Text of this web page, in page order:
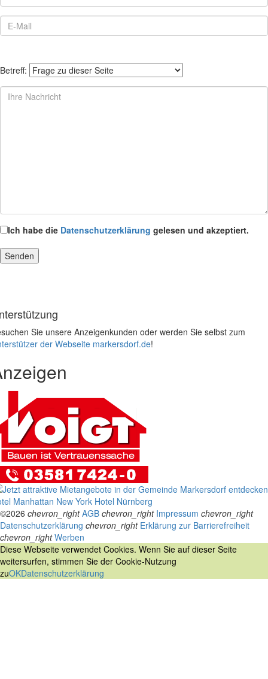
Betreff:
Ich habe die Datenschutzerklärung gelesen und akzeptiert.
Sie unsere Anzeigenkunden oder werden Sie selbst zum
der Webseite markersdorf.de!
Manhattan New York Hotel Nürnberg
©2026 chevron_right AGB chevron_right Impressum chevron_right
Datenschutzerklärung chevron_right Erklärung zur Barrierefreiheit
chevron_right Werben
Diese Webseite verwendet Cookies. Wenn Sie auf dieser Seite
weitersurfen, stimmen Sie der Cookie-Nutzung
zuOKDatenschutzerklärung